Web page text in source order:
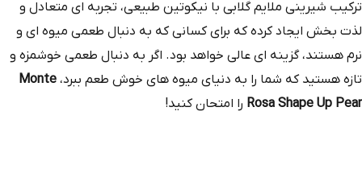
ترکیب شیرینی ملایم گلابی با نیکوتین طبیعی، تجربه‌ ای متعادل و
لذت‌ بخش ایجاد کرده که برای کسانی که به دنبال طعمی میوه‌ ای و
نرم هستند، گزینه‌ ای عالی خواهد بود. اگر به دنبال طعمی خوشمزه و
تازه هستید که شما را به دنیای میوه‌ های خوش‌ طعم ببرد، Monte
Rosa Shape Up Pear را امتحان کنید!